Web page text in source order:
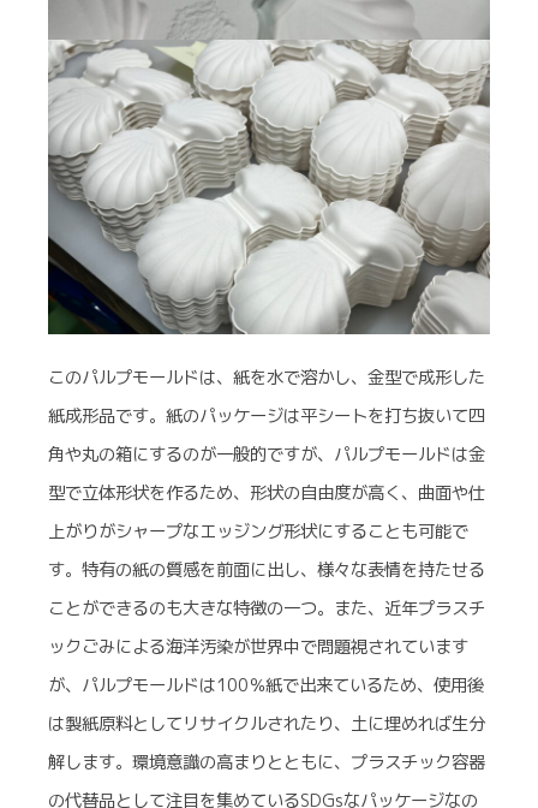
このパルプモールドは、 紙を水で溶かし、金型で成形した
紙成形品です。 紙のパッケージは平シートを打ち抜いて四
角や丸の箱にするのが一般的ですが、パルプモールドは金
型で立体形状を作るため、形状の自由度が高く、曲面や仕
上がりがシャープなエッジング形状にすることも可能で
す。特有の紙の質感を前面に出し、様々な表情を持たせる
ことができるのも大きな特徴の一つ。また、近年プラスチ
ックごみによる海洋汚染が世界中で問題視されています
が、パルプモールドは100％紙で出来ているため、使用後
は製紙原料としてリサイクルされたり、土に埋めれば生分
解します。 環境意識の高まりとともに、プラスチック容器
の代替品として注目を集めているSDGsなパッケージなの